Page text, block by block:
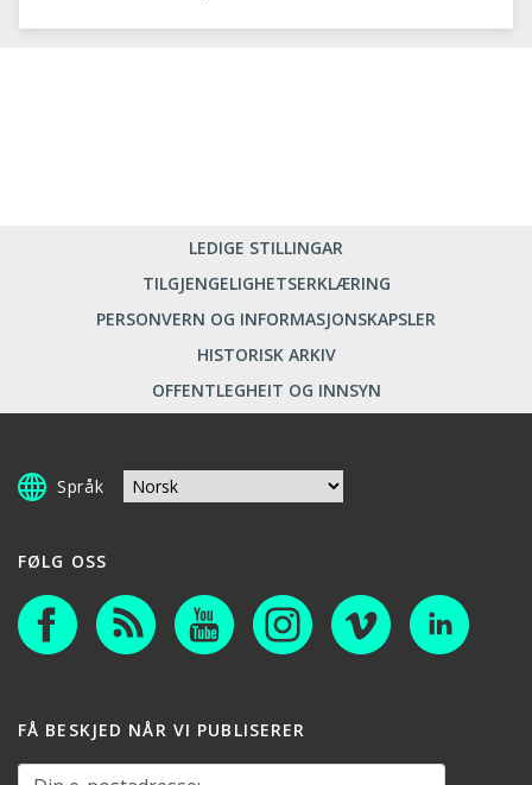
LEDIGE STILLINGAR
TILGJENGELIGHETSERKLÆRING
PERSONVERN OG INFORMASJONSKAPSLER
HISTORISK ARKIV
OFFENTLEGHEIT OG INNSYN
Språk
FØLG OSS
FÅ BESKJED NÅR VI PUBLISERER
Din e-postadresse: